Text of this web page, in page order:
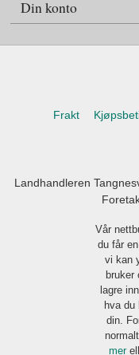
Din konto
Frakt
Landhandleren
Vår
du får
vi kan
bruker
lagre
hva du
din.
mer